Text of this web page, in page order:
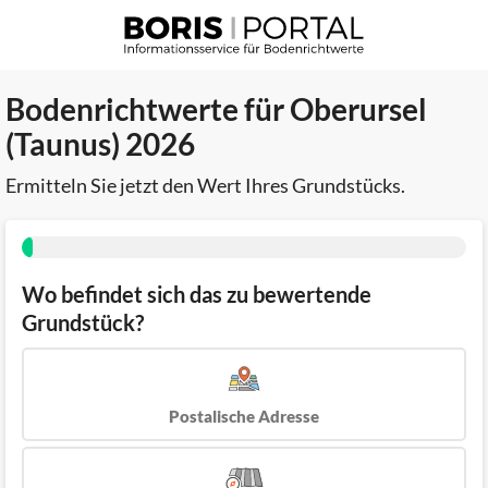
Bodenrichtwerte für Oberursel
(Taunus) 2026
Ermitteln Sie jetzt den Wert Ihres Grundstücks.
Wo befindet sich das zu bewertende
Grundstück?
Postalische Adresse